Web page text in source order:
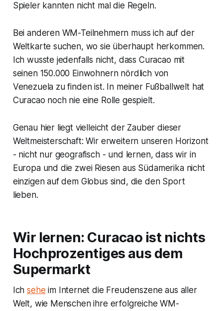
Spieler kannten nicht mal die Regeln.
Bei anderen WM-Teilnehmern muss ich auf der
Weltkarte suchen, wo sie überhaupt herkommen.
Ich wusste jedenfalls nicht, dass Curacao mit
seinen 150.000 Einwohnern nördlich von
Venezuela zu finden ist. In meiner Fußballwelt hat
Curacao noch nie eine Rolle gespielt.
Genau hier liegt vielleicht der Zauber dieser
Weltmeisterschaft: Wir erweitern unseren Horizont
- nicht nur geografisch - und lernen, dass wir in
Europa und die zwei Riesen aus Südamerika nicht
einzigen auf dem Globus sind, die den Sport
lieben.
Wir lernen: Curacao ist nichts
Hochprozentiges aus dem
Supermarkt
Ichsehe im Internet die Freudenszene aus aller
Welt, wie Menschen ihre erfolgreiche WM-